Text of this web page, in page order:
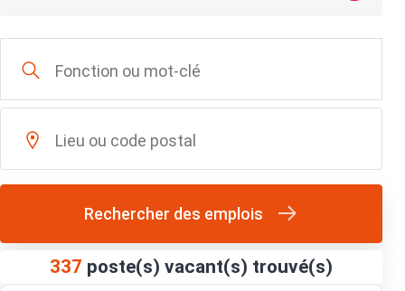
Rechercher des emplois
337 poste(s) vacant(s) trouvé(s)